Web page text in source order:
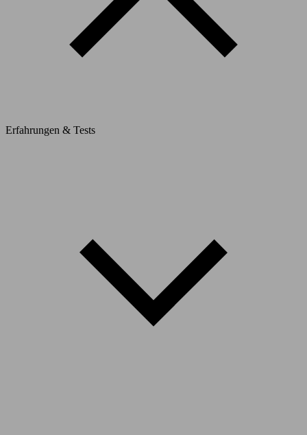
Erfahrungen & Tests